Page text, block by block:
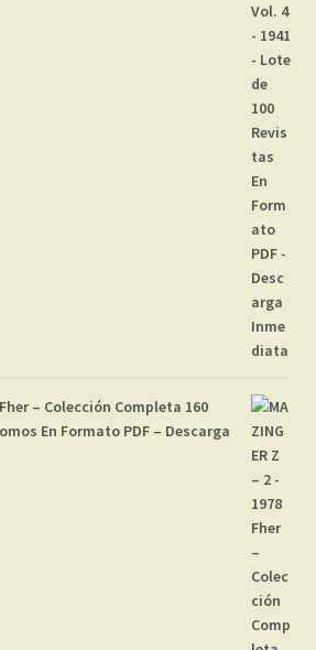
Fher – Colección Completa 160
En Formato PDF – Descarga